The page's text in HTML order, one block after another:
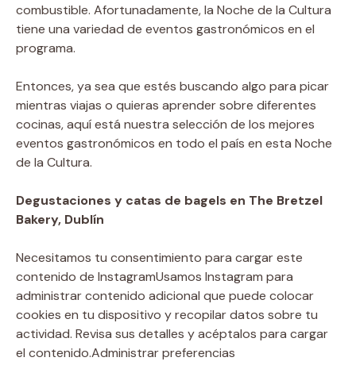
combustible. Afortunadamente, la Noche de la Cultura
tiene una variedad de eventos gastronómicos en el
programa.
Entonces, ya sea que estés buscando algo para picar
mientras viajas o quieras aprender sobre diferentes
cocinas, aquí está nuestra selección de los mejores
eventos gastronómicos en todo el país en esta Noche
de la Cultura.
Degustaciones y catas de bagels en The Bretzel
Bakery, Dublín
Necesitamos tu consentimiento para cargar este
contenido de InstagramUsamos Instagram para
administrar contenido adicional que puede colocar
cookies en tu dispositivo y recopilar datos sobre tu
actividad. Revisa sus detalles y acéptalos para cargar
el contenido.Administrar preferencias